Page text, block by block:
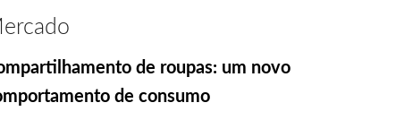
de roupas: um novo
de consumo